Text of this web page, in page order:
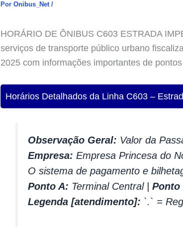
Por Onibus_Net /
HORÁRIO DE ÔNIBUS C603 ESTRADA
serviços de transporte público urbano
2025 com informações importantes de
Horários Detalhados da Linha C603 –
Observação Geral: Valor da
Empresa: Empresa Princesa do
O sistema de pagamento e
Ponto A: Terminal Central | Ponto
Legenda [atendimento]: `.` =